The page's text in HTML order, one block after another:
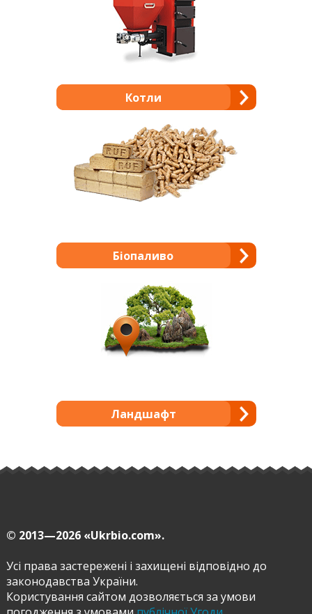
Котли
Біопаливо
Ландшафт
© 2013—2026 «Ukrbio.com».
Усі права застережені і захищені відповідно до
законодавства України.
Користування сайтом дозволяється за умови